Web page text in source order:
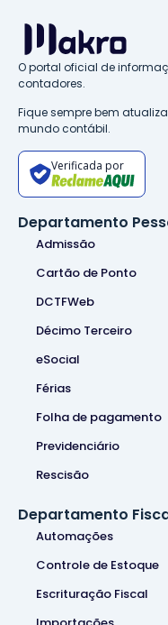
O portal oficial de
contadores.
Fique sempre bem
mundo contábil.
Verificada por
Departamento
Admissão
Cartão de Ponto
DCTFWeb
Décimo Terceiro
eSocial
Férias
Folha de pagamento
Previdenciário
Rescisão
Departamento
Automações
Controle de Estoque
Escrituração Fiscal